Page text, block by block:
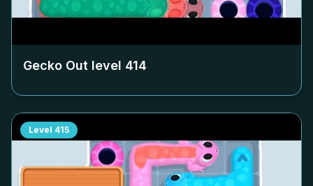
Gecko Out level 414
Level 415